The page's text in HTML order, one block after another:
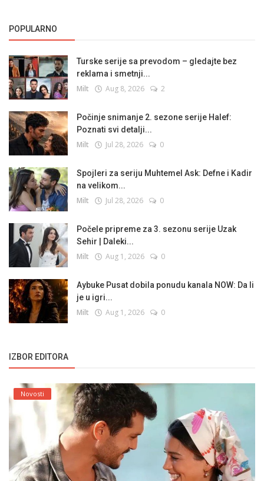
POPULARNO
Turske serije sa prevodom – gledajte bez
reklama i smetnji...
Milt Aug 8, 2026 2
Počinje snimanje 2. sezone serije Halef:
Poznati svi detalji...
Milt Jul 28, 2026 0
Spojleri za seriju Muhtemel Ask: Defne i Kadir
na velikom...
Milt Jul 28, 2026 0
Počele pripreme za 3. sezonu serije Uzak
Sehir | Daleki...
Milt Aug 1, 2026 0
Aybuke Pusat dobila ponudu kanala NOW: Da li
je u igri...
Milt Aug 1, 2026 0
IZBOR EDITORA
Novosti